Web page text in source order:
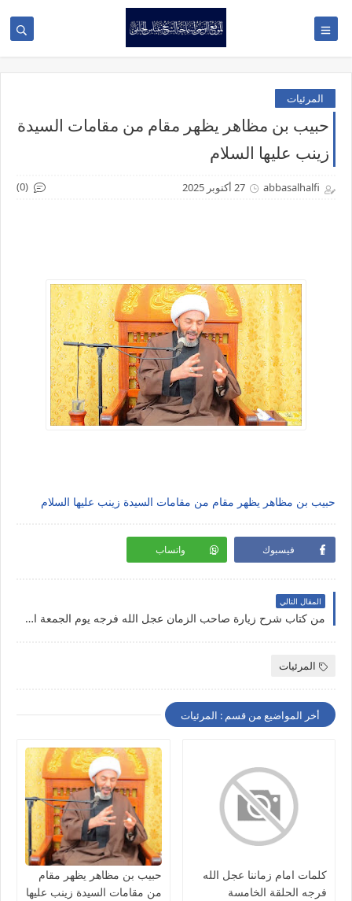
المرئيات
حبيب بن مظاهر يظهر مقام من مقامات السيدة
زينب عليها السلام
abbasalhalfi 27 أكتوبر 2025 (0)
حبيب بن مظاهر يظهر مقام من مقامات السيدة زينب عليها السلام
فيسبوك واتساب
المقال التالي
من كتاب شرح زيارة صاحب الزمان عجل الله فرجه يوم الجمعة المقام الثاني عَينَ الله في خَلقِهِ
المرئيات
أخر المواضيع من قسم : المرئيات
كلمات امام زماننا عجل الله
فرجه الحلقة الخامسة
حبيب بن مظاهر يظهر مقام
من مقامات السيدة زينب عليها